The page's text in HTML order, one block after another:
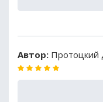
Автор: Протоцкий